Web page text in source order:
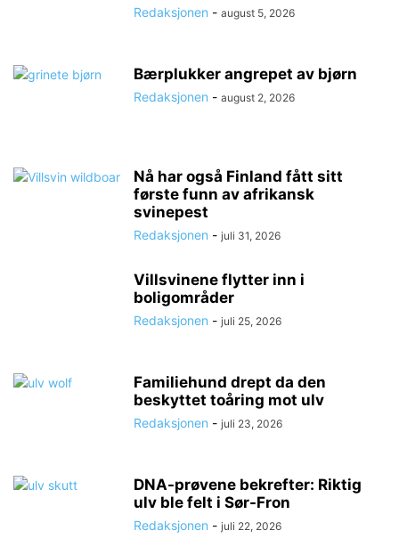
Redaksjonen - august 5, 2026
Bærplukker angrepet av bjørn
Redaksjonen - august 2, 2026
Nå har også Finland fått sitt
første funn av afrikansk
svinepest
Redaksjonen - juli 31, 2026
Villsvinene flytter inn i
boligområder
Redaksjonen - juli 25, 2026
Familiehund drept da den
beskyttet toåring mot ulv
Redaksjonen - juli 23, 2026
DNA-prøvene bekrefter: Riktig
ulv ble felt i Sør-Fron
Redaksjonen - juli 22, 2026